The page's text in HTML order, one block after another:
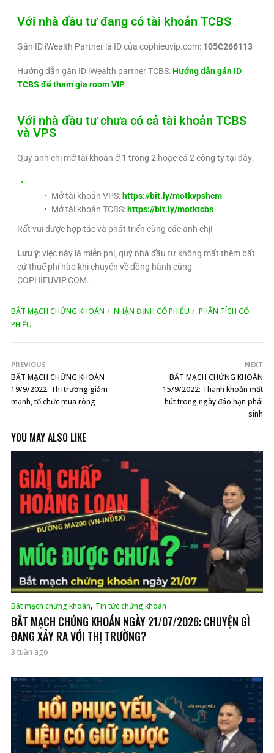
Với nhà đầu tư đang có tài khoản TCBS
Gắn ID iWealth Partner là ID của cophieuvip.com: 105C266113
Hướng dẫn gắn ID iWealth partner TCBS:Hướng dẫn gán ID
TCBS để tham gia room VIP
Với nhà đầu tư chưa có cả tài khoản TCBS
và VPS
Quý anh chị mở tài khoản ở 1 trong 2 hoặc cả 2 công ty tại đây:
Mở tài khoản VPS: https://bit.ly/motkvpshcm
Mở tài khoản TCBS: https://bit.ly/motktcbs
Rất vui được hợp tác và phát triển cùng các anh chị!
Lưu ý: việc này là miễn phí, quý nhà đầu tư không mất thêm bất
cứ thuế phí nào khi chuyển về đồng hành cùng
COPHIEUVIP.COM.
BẮT MẠCH CHỨNG KHOÁN NHẬN ĐỊNH CỔ PHIẾU
PHÂN TÍCH CỔ
PHIẾU
PREVIOUS
BẮT MẠCH CHỨNG KHOÁN
19/9/2022: Thị trường giảm
mạnh, tổ chức mua ròng
NEXT
BẮT MẠCH CHỨNG KHOÁN
15/9/2022: Thanh khoản mất
hút trong ngày đáo hạn phái
sinh
YOU MAY ALSO LIKE
Bắt mạch chứng khoán, Tin tức chứng khoán
BẮT MẠCH CHỨNG KHOÁN NGÀY 21/07/2026: CHUYỆN GÌ
ĐANG XẢY RA VỚI THỊ TRƯỜNG?
3 tuần ago